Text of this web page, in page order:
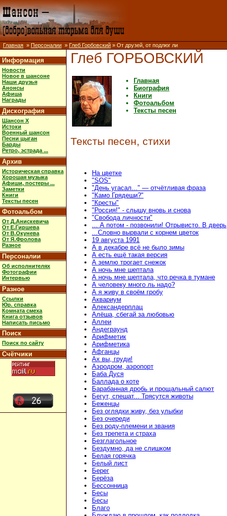
Главная » Персоналии » Глеб Горбовский » От друзей, от подлюг ли
Информация
Новости
Новое в шансоне
Наши друзья
Анонсы
Афиша
Награды
Дискография
Шансон X
Истоки
Военный шансон
Песни цыган
Барды
Ретро, эстрада ...
Архив
Историческая справка
Хорошая музыка
Афиши, постеры ...
Заметки
Книги
Тексты песен
Фотоальбом
От Д.Анискевича
От Е.Гиршева
От В.Окунева
От Я.Фролова
Разное
Персоналии
Об исполнителях
Фотографии
Интервью
Разное
Ссылки
Юр. справка
Комната смеха
Книга отзывов
Написать письмо
Поиск
Поиск по сайту
Счётчики
Глеб ГОРБОВСКИЙ
Главная
Биография
Книги
Фотоальбом
Тексты песен
Тексты песен, стихи
На цветке
"SOS"
"День угасал..." — отчётливая фраза
"Камо Грядеши?"
"Кресты"
"Россия!" - слышу вновь и снова
"Свобода личности"
... А потом - позвонили! Отрывисто. В дверь
...Словно вырвали с корнем цветок
19 августа 1991
А в декабре всё не было зимы
А есть ещё такая версия
А землю трогает снежок
А ночь мне шептала
А ночь мне шептала, что речка в тумане
А человеку много ль надо?
А я живу в своём гробу
Аквариум
Александерплац
Алёша, сбегай за любовью
Аллеи
Андеграунд
Арифметик
Арифметика
Афганцы
Ах вы, груди!
Аэродром, аэропорт
Баба Дуся
Баллада о коте
Барабанная дробь и прощальный салют
Бегут, спешат... Трясутся животы
Беженцы
Без оглядки живу, без улыбки
Без очереди
Без роду-племени и звания
Без трепета и страха
Безглагольное
Бездумно, да не слишком
Белая горячка
Белый лист
Берег
Берёза
Бессонница
Бесы
Бесы
Благо